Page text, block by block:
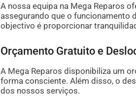
A nossa equipa na Mega Reparos
assegurando que o funcionamento
objectivo é proporcionar
Orçamento Gratuito e
A Mega Reparos disponibiliza um
forma consciente. Além disso, o
dos nossos serviços.